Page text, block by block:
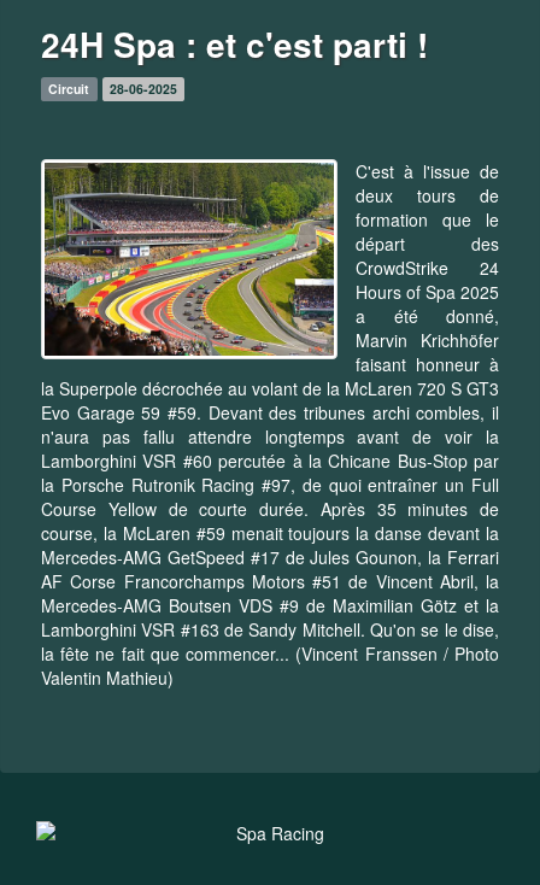
24H Spa : et c'est parti !
Circuit 28-06-2025
C'est à l'issue de
deux tours de
formation que le
départ des
CrowdStrike 24
Hours of Spa 2025
a été donné,
Marvin Krichhöfer
faisant honneur à
la Superpole décrochée au volant de la McLaren 720 S GT3
Evo Garage 59 #59. Devant des tribunes archi combles, il
n'aura pas fallu attendre longtemps avant de voir la
Lamborghini VSR #60 percutée à la Chicane Bus-Stop par
la Porsche Rutronik Racing #97, de quoi entraîner un Full
Course Yellow de courte durée. Après 35 minutes de
course, la McLaren #59 menait toujours la danse devant la
Mercedes-AMG GetSpeed #17 de Jules Gounon, la Ferrari
AF Corse Francorchamps Motors #51 de Vincent Abril, la
Mercedes-AMG Boutsen VDS #9 de Maximilian Götz et la
Lamborghini VSR #163 de Sandy Mitchell. Qu'on se le dise,
la fête ne fait que commencer... (Vincent Franssen / Photo
Valentin Mathieu)